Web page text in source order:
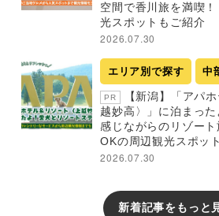
空間で香川旅を満喫
光スポットもご紹介
2026.07.30
エリア別で探す 中
PR
【新潟】「アパ
越妙高〉」に泊まっ
感じながらのリゾー
OKの周辺観光スポッ
2026.07.30
新着記事をもっと